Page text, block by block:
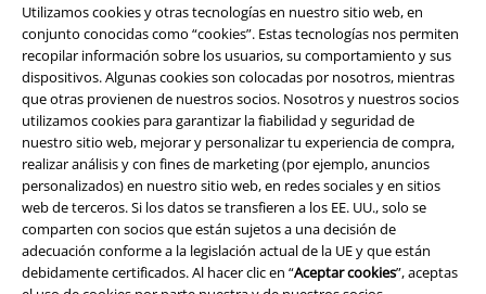
Utilizamos cookies y otras tecnologías en nuestro sitio web, en
conjunto conocidas como “cookies”. Estas tecnologías nos permiten
recopilar información sobre los usuarios, su comportamiento y sus
dispositivos. Algunas cookies son colocadas por nosotros, mientras
que otras provienen de nuestros socios. Nosotros y nuestros socios
utilizamos cookies para garantizar la fiabilidad y seguridad de
nuestro sitio web, mejorar y personalizar tu experiencia de compra,
realizar análisis y con fines de marketing (por ejemplo, anuncios
personalizados) en nuestro sitio web, en redes sociales y en sitios
web de terceros. Si los datos se transfieren a los EE. UU., solo se
comparten con socios que están sujetos a una decisión de
adecuación conforme a la legislación actual de la UE y que están
debidamente certificados. Al hacer clic en “Aceptar cookies”, aceptas
Legal
Términos y Condiciones
Aviso Legal